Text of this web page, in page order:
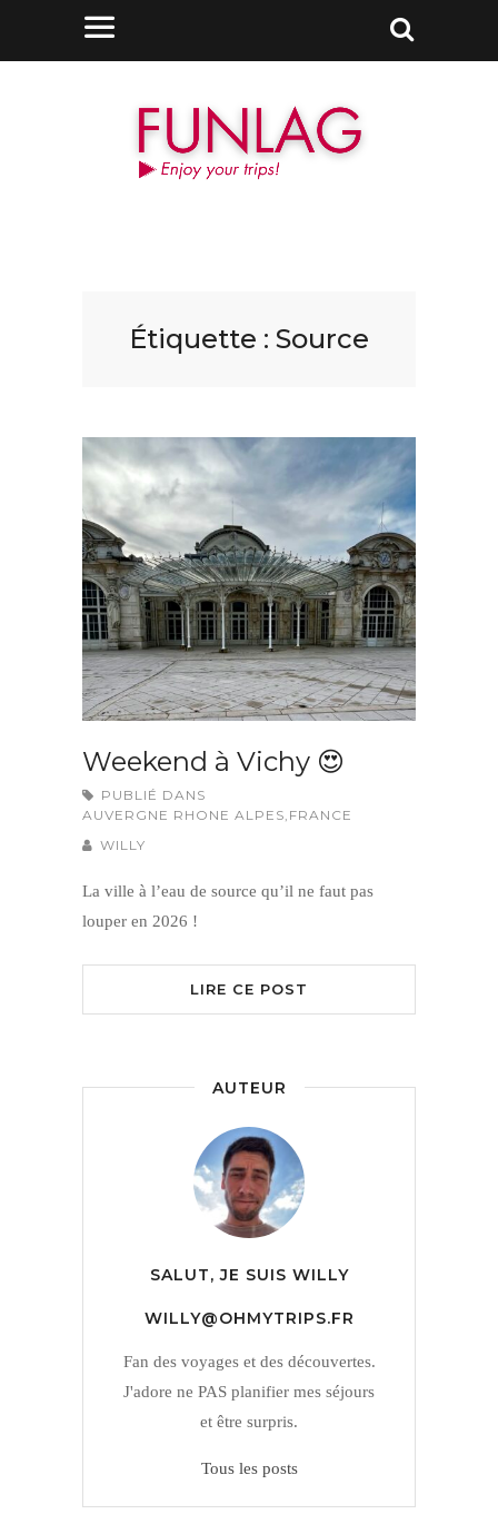
Étiquette : Source
Weekend à Vichy 😍
PUBLIÉ DANS
AUVERGNE RHONE ALPES, FRANCE
WILLY
La ville à l’eau de source qu’il ne faut pas
louper en 2026 !
LIRE CE POST
AUTEUR
SALUT, JE SUIS WILLY
WILLY@OHMYTRIPS.FR
Fan des voyages et des découvertes.
J'adore ne PAS planifier mes séjours
et être surpris.
Tous les posts